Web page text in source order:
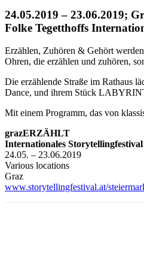
24.05.2019 – 23.06.2019;
Folke Tegetthoffs
Erzählen, Zuhören & Gehört
Ohren, die erzählen und zuhören,
Die erzählende Straße im Rathaus
Dance, und ihrem Stück
Mit einem Programm, das von
grazERZÄHLT
Internationales Storytellingfestival
24.05. – 23.06.2019
Various locations
Graz
www.storytellingfestival.at/